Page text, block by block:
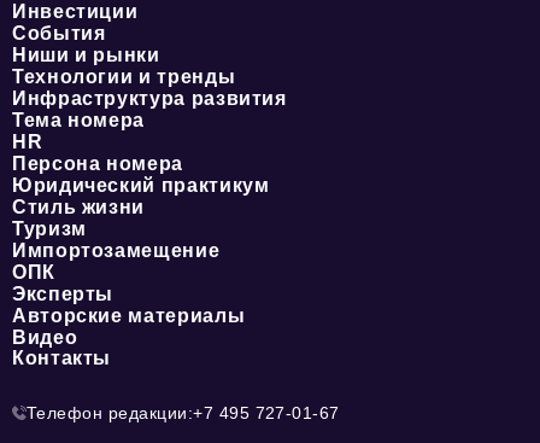
Инвестиции
События
Ниши и рынки
Технологии и тренды
Инфраструктура развития
Тема номера
HR
Персона номера
Юридический практикум
Стиль жизни
Туризм
Импортозамещение
ОПК
Эксперты
Авторские материалы
Видео
Контакты
Телефон редакции:+7 495 727-01-67